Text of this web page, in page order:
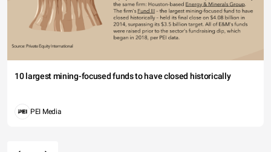
10 largest mining-focused funds to have closed historically
PEI Media